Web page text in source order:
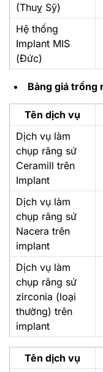
(Thuỵ Sỹ)
Hệ thống
Implant MIS
(Đức)
Bảng giá trồng
Tên dịch vụ
Dịch vụ làm
chụp răng sứ
Ceramill trên
Implant
Dịch vụ làm
chụp răng sứ
Nacera trên
implant
Dịch vụ làm
chụp răng sứ
zirconia (loại
thường) trên
implant
Tên dịch vụ